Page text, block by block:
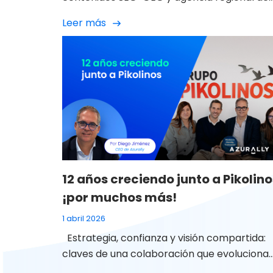
colaboración con Minor Hotels Europe &
Americas (NH Hoteles) una relación que, con
el paso del tiempo, ha ido mucho más allá de
un proyecto puntual para convertirse en
alianza sólida, cercana y […]
Leer más
12 años creciendo junto a
¡por muchos más!
1 abril 2026
Estrategia, confianza y visión compartida:
claves de una colaboración que evoluciona